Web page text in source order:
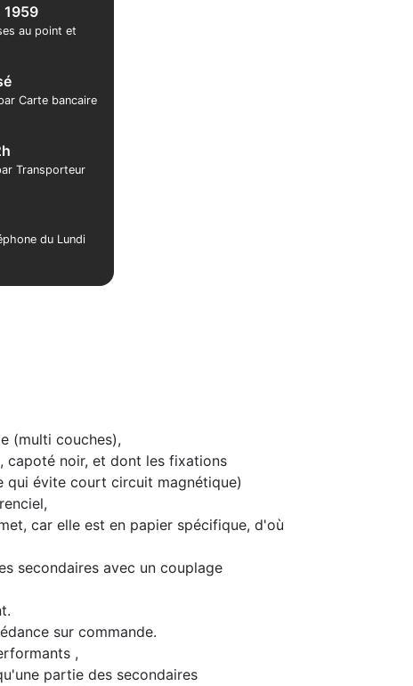
1959
au point et
Carte bancaire
Transporteur
du Lundi
(multi couches),
capoté noir, et dont les fixations
qui évite court circuit magnétique)
car elle est en papier spécifique, d'où
secondaires avec un couplage
sur commande.
,
partie des secondaires